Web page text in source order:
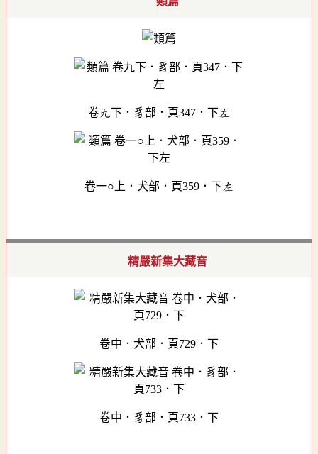
卷九下．豸部．頁347．下左
卷一○上．犬部．頁359．下左
精嚴新集大藏音
卷中．犬部．頁729．下
卷中．豸部．頁733．下